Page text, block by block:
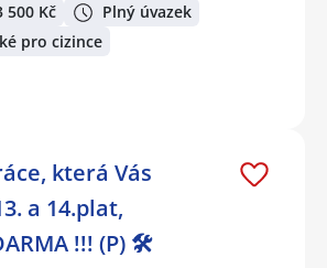
500 Kč
Plný úvazek
pro cizince
která Vás
a 14.plat,
!!! (P) 🛠️